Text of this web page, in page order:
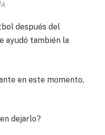
después del
ayudó también la
en este momento,
dejarlo?